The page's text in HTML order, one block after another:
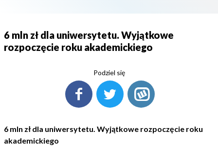
6 mln zł dla uniwersytetu. Wyjątkowe
rozpoczęcie roku akademickiego
Podziel się
6 mln zł dla uniwersytetu. Wyjątkowe rozpoczęcie roku
akademickiego